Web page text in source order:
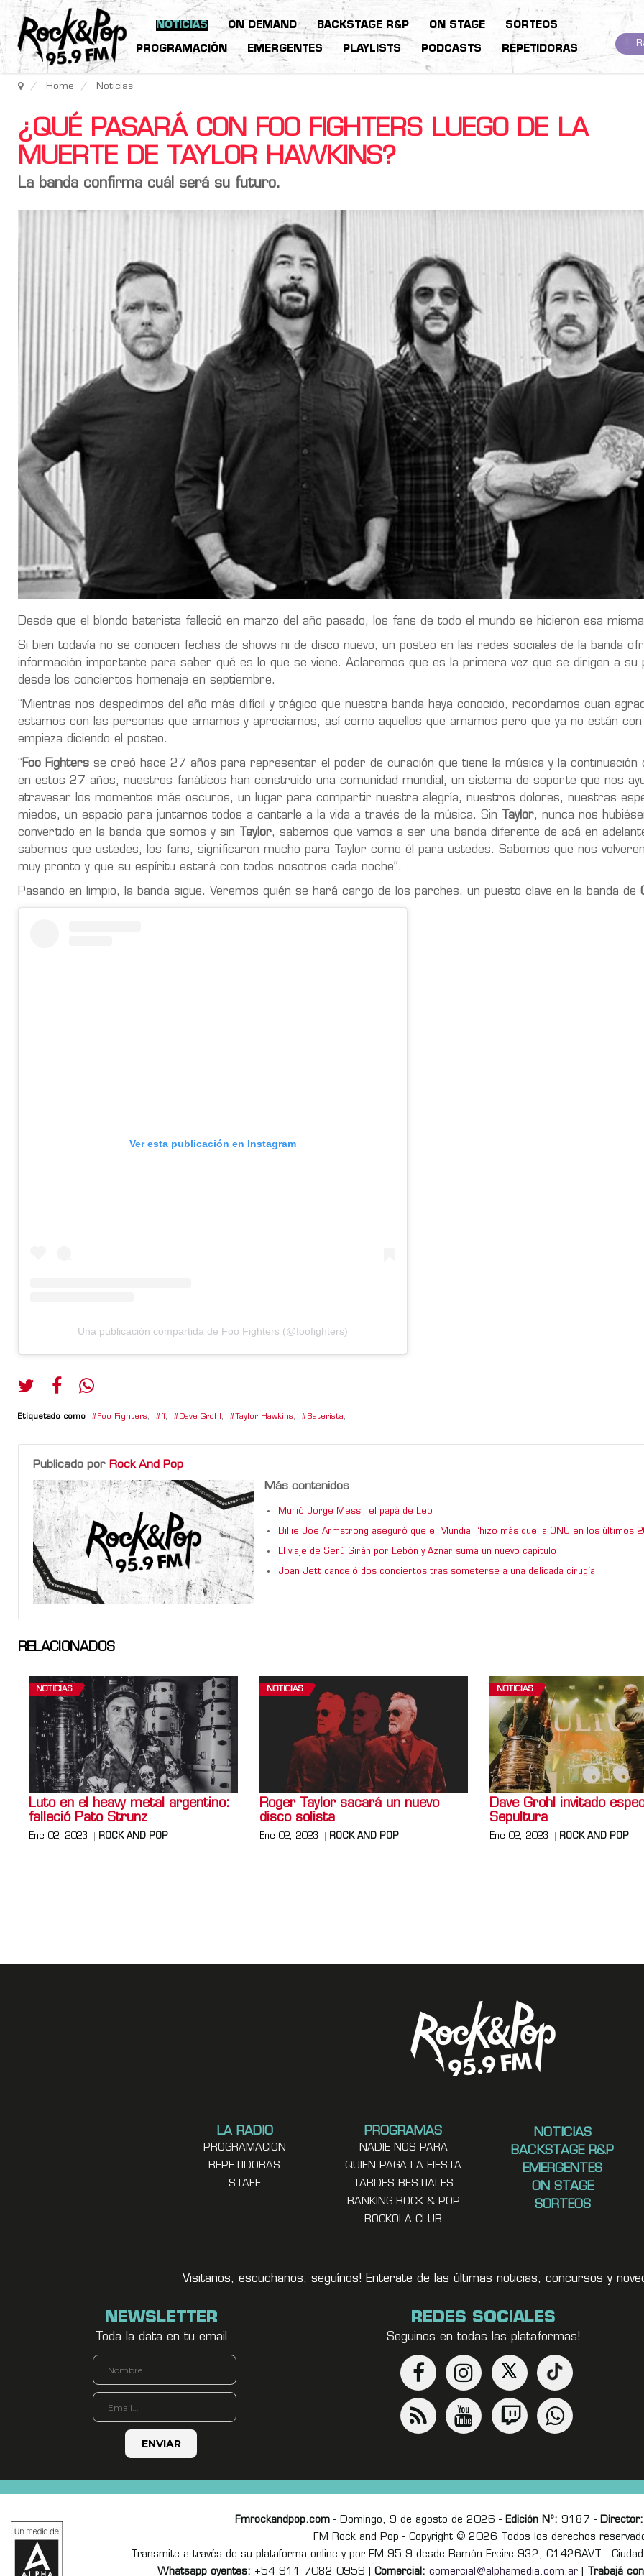
NOTICIAS ON DEMAND BACKSTAGE R&P ON STAGE SORTEOS
PROGRAMACIÓN EMERGENTES PLAYLISTS PODCASTS REPETIDORAS
Home Noticias
¿QUÉ PASARÁ CON FOO FIGHTERS LUEGO DE LA
MUERTE DE TAYLOR HAWKINS?
La banda confirma cuál será su futuro.
Desde que el blondo baterista falleció en marzo del año pasado, los fans de todo el mundo se hicieron esa
Si bien todavía no se conocen fechas de shows ni de disco nuevo, un posteo en las redes sociales de la banda
información importante para saber qué es lo que se viene. Aclaremos que es la primera vez que se dirigen a su
desde los conciertos homenaje en septiembre.
“Mientras nos despedimos del año más difícil y trágico que nuestra banda haya conocido, recordamos cuan
estamos con las personas que amamos y apreciamos, así como aquellos que amamos pero que ya no están con
empieza diciendo el posteo.
“Foo Fighters se creó hace 27 años para representar el poder de curación que tiene la música y la continuación
en estos 27 años, nuestros fanáticos han construido una comunidad mundial, un sistema de soporte que nos
atravesar los momentos más oscuros, un lugar para compartir nuestra alegría, nuestros dolores, nuestras
miedos, un espacio para juntarnos todos a cantarle a la vida a través de la música. Sin
Taylor, nunca nos
convertido en la banda que somos y sin
Taylor, sabemos que vamos a ser una banda diferente de acá en
sabemos que ustedes, los fans, significaron mucho para Taylor como él para ustedes. Sabemos que nos
muy pronto y que su espíritu estará con todos nosotros cada noche”.
Pasando en limpio, la banda sigue. Veremos quién se hará cargo de los parches, un puesto clave en la banda de
Ver esta publicación en Instagram
Una publicación compartida de Foo Fighters (@foofighters)
Etiquetado como Foo Fighters, ff, Dave Grohl, Taylor Hawkins, Baterista,
Publicado por Rock And Pop
Más contenidos
Murió Jorge Messi, el papá de Leo
Billie Joe Armstrong aseguró que el Mundial “hizo más que la ONU en los últimos
El viaje de Serú Girán por Lebón y Aznar suma un nuevo capítulo
Joan Jett canceló dos conciertos tras someterse a una delicada cirugía
RELACIONADOS
NOTICIAS
Luto en el heavy metal argentino:
falleció Pato Strunz
Ene 02, 2023 ROCK AND POP
NOTICIAS
Roger Taylor sacará un nuevo
disco solista
Ene 02, 2023 ROCK AND POP
NOTICIAS
Dave Grohl invitado
Sepultura
Ene 02, 2023 ROCK AND POP
LA RADIO
PROGRAMACION
REPETIDORAS
STAFF
PROGRAMAS
NADIE NOS PARA
QUIEN PAGA LA FIESTA
TARDES BESTIALES
RANKING ROCK & POP
ROCKOLA CLUB
NOTICIAS
BACKSTAGE R&P
EMERGENTES
ON STAGE
SORTEOS
Visitanos, escuchanos, seguínos! Enterate de las últimas noticias, concursos y
NEWSLETTER
Toda la data en tu email
REDES SOCIALES
Seguinos en todas las plataformas!
Fmrockandpop.com - Domingo, 9 de agosto de 2026 - Edición Nº: 9187 - Director:
FM Rock and Pop - Copyright © 2026 Todos los derechos
Transmite a través de su plataforma online y por FM 95.9 desde Ramón Freire 932, C1426AVT -
Whatsapp oyentes: +54 911 7082 0959 | Comercial: comercial@alphamedia.com.ar| Trabajá